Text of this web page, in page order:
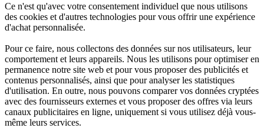
Ce n'est qu'avec votre consentement individuel que nous utilisons
des cookies et d'autres technologies pour vous offrir une expérience
d'achat personnalisée.
Pour ce faire, nous collectons des données sur nos utilisateurs, leur
comportement et leurs appareils. Nous les utilisons pour optimiser en
permanence notre site web et pour vous proposer des publicités et
contenus personnalisés, ainsi que pour analyser les statistiques
d'utilisation. En outre, nous pouvons comparer vos données cryptées
avec des fournisseurs externes et vous proposer des offres via leurs
canaux publicitaires en ligne, uniquement si vous utilisez déjà vous-
même leurs services.